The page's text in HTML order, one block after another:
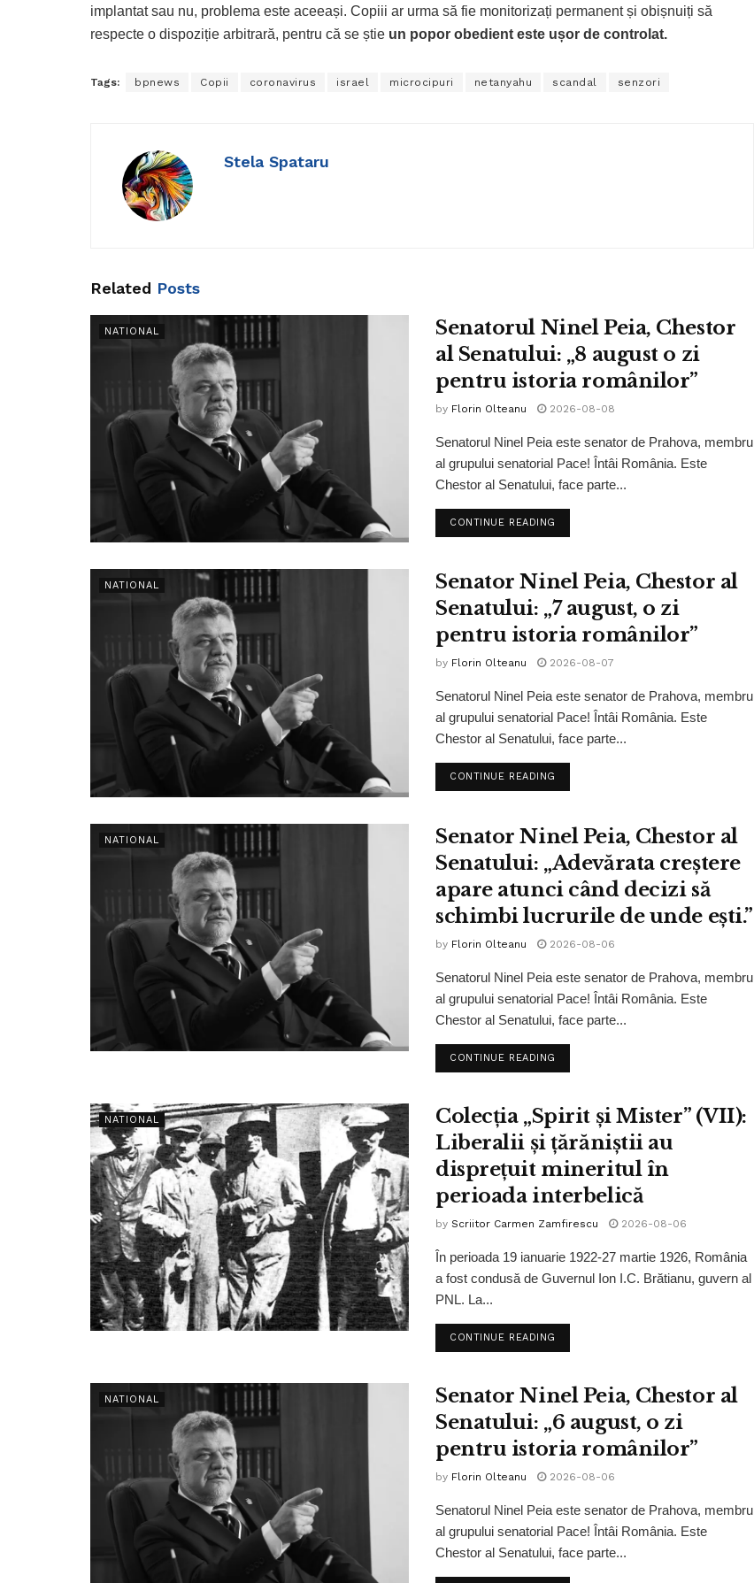
implantat sau nu, problema este aceeași. Copiii ar urma să fie monitorizați permanent și obișnuiți să
respecte o dispoziție arbitrară, pentru că se știe un popor obedient este ușor de controlat.
Tags: bpnews Copii coronavirus israel microcipuri netanyahu scandal senzori
Stela Spataru
Related Posts
NATIONAL
Senatorul Ninel Peia, Chestor
al Senatului: „8 august o zi
pentru istoria românilor”
by Florin Olteanu 2026-08-08
Senatorul Ninel Peia este senator de Prahova, membru
al grupului senatorial Pace! Întâi România. Este
Chestor al Senatului, face parte...
CONTINUE READING
NATIONAL
Senator Ninel Peia, Chestor al
Senatului: „7 august, o zi
pentru istoria românilor”
by Florin Olteanu 2026-08-07
Senatorul Ninel Peia este senator de Prahova, membru
al grupului senatorial Pace! Întâi România. Este
Chestor al Senatului, face parte...
CONTINUE READING
NATIONAL
Senator Ninel Peia, Chestor al
Senatului: „Adevărata creștere
apare atunci când decizi să
schimbi lucrurile de unde ești.”
by Florin Olteanu 2026-08-06
Senatorul Ninel Peia este senator de Prahova, membru
al grupului senatorial Pace! Întâi România. Este
Chestor al Senatului, face parte...
CONTINUE READING
NATIONAL
Colecția „Spirit și Mister” (VII):
Liberalii și țărăniștii au
disprețuit mineritul în
perioada interbelică
by Scriitor Carmen Zamfirescu 2026-08-06
În perioada 19 ianuarie 1922-27 martie 1926, România
a fost condusă de Guvernul Ion I.C. Brătianu, guvern al
PNL. La...
CONTINUE READING
NATIONAL
Senator Ninel Peia, Chestor al
Senatului: „6 august, o zi
pentru istoria românilor”
by Florin Olteanu 2026-08-06
Senatorul Ninel Peia este senator de Prahova, membru
al grupului senatorial Pace! Întâi România. Este
Chestor al Senatului, face parte...